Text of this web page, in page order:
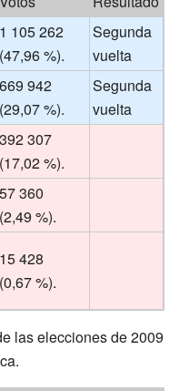
1 105 262
(47,96 %).
Segunda
vuelta
669 942
(29,07 %).
Segunda
vuelta
392 307
(17,02 %).
57 360
(2,49 %).
15 428
(0,67 %).
las elecciones de 2009